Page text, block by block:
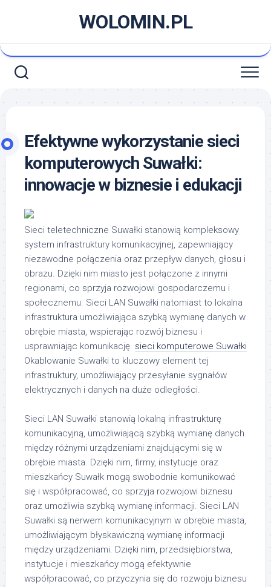
WOLOMIN.PL
Efektywne wykorzystanie sieci
komputerowych Suwałki:
innowacje w biznesie i edukacji
Sieci teletechniczne Suwałki stanowią kompleksowy
system infrastruktury komunikacyjnej, zapewniający
niezawodne połączenia oraz przepływ danych, głosu i
obrazu. Dzięki nim miasto jest połączone z innymi
regionami, co sprzyja rozwojowi gospodarczemu i
społecznemu. Sieci LAN Suwałki natomiast to lokalna
infrastruktura umożliwiająca szybką wymianę danych w
obrębie miasta, wspierając rozwój biznesu i
usprawniając komunikację. sieci komputerowe Suwałki
Okablowanie Suwałki to kluczowy element tej
infrastruktury, umożliwiający przesyłanie sygnałów
elektrycznych i danych na duże odległości.
Sieci LAN Suwałki stanowią lokalną infrastrukturę
komunikacyjną, umożliwiającą szybką wymianę danych
między różnymi urządzeniami znajdującymi się w
obrębie miasta. Dzięki nim, firmy, instytucje oraz
mieszkańcy Suwałk mogą swobodnie komunikować
się i współpracować, co sprzyja rozwojowi biznesu
oraz umożliwia szybką wymianę informacji. Sieci LAN
Suwałki są nerwem komunikacyjnym w obrębie miasta,
umożliwiającym błyskawiczną wymianę informacji
między urządzeniami. Dzięki nim, przedsiębiorstwa,
instytucje i mieszkańcy mogą efektywnie
współpracować, co przyczynia się do rozwoju biznesu